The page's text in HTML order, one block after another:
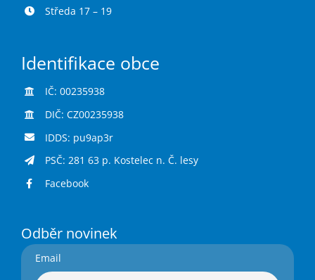
Středa 17 – 19
Identifikace obce
IČ: 00235938
DIČ: CZ00235938
IDDS: pu9ap3r
PSČ: 281 63 p. Kostelec n. Č. lesy
Facebook
Odběr novinek
Email